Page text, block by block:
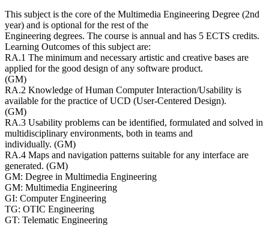
This subject is the core of the Multimedia Engineering Degree (2nd
year) and is optional for the rest of the
Engineering degrees. The course is annual and has 5 ECTS credits.
Learning Outcomes of this subject are:
RA.1 The minimum and necessary artistic and creative bases are
applied for the good design of any software product.
(GM)
RA.2 Knowledge of Human Computer Interaction/Usability is
available for the practice of UCD (User-Centered Design).
(GM)
RA.3 Usability problems can be identified, formulated and solved in
multidisciplinary environments, both in teams and
individually. (GM)
RA.4 Maps and navigation patterns suitable for any interface are
generated. (GM)
GM: Degree in Multimedia Engineering
GM: Multimedia Engineering
GI: Computer Engineering
TG: OTIC Engineering
GT: Telematic Engineering